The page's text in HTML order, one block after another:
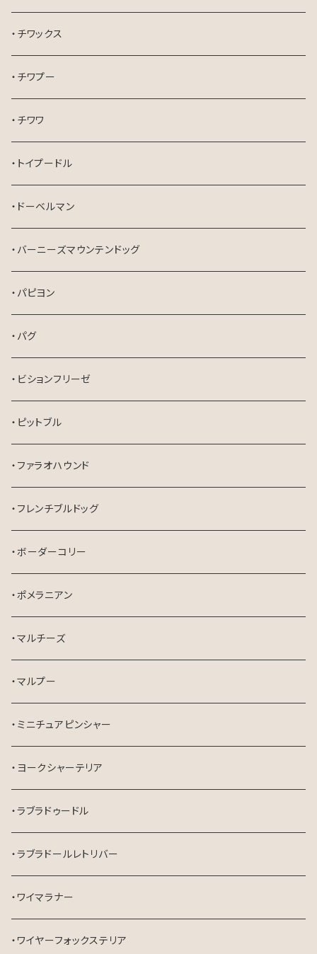
・チワックス
・チワプー
・チワワ
・トイプードル
・ドーベルマン
・バーニーズマウンテンドッグ
・パピヨン
・パグ
・ビションフリーゼ
・ピットブル
・ファラオハウンド
・フレンチブルドッグ
・ボーダーコリー
・ポメラニアン
・マルチーズ
・マルプー
・ミニチュアピンシャー
・ヨークシャーテリア
・ラブラドゥードル
・ラブラドールレトリバー
・ワイマラナー
・ワイヤーフォックステリア